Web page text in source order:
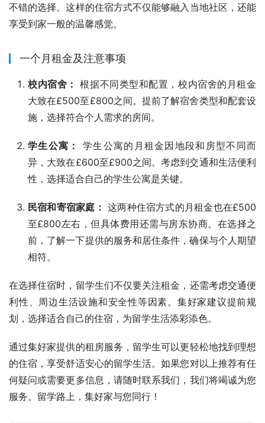
不错的选择。这样的住宿方式不仅能够融入当地社区，还能
享受到家一般的温馨感觉。
一个月租金及注意事项
校内宿舍： 根据不同类型和配置，校内宿舍的月租金
大致在£500至£800之间。提前了解宿舍类型和配套设
施，选择符合个人需求的房间。
学生公寓：
学生公寓的月租金因地段和房型不同而
异，大致在£600至£900之间。考虑到交通和生活便利
性，选择适合自己的学生公寓是关键。
民宿和寄宿家庭： 这两种住宿方式的月租金也在£500
至£800左右，但具体费用还需与房东协商。在选择之
前，了解一下提供的服务和居住条件，确保与个人期望
相符。
在选择住宿时，留学生们不仅要关注租金，还需考虑交通便
利性、周边生活设施和安全性等因素。集好家建议提前规
划，选择适合自己的住宿，为留学生活添彩添色。
通过集好家提供的租房服务，留学生可以更轻松地找到理想
的住宿，享受舒适安心的留学生活。如果您对以上推荐有任
何疑问或需要更多信息，请随时联系我们，我们将竭诚为您
服务。留学路上，集好家与您同行！